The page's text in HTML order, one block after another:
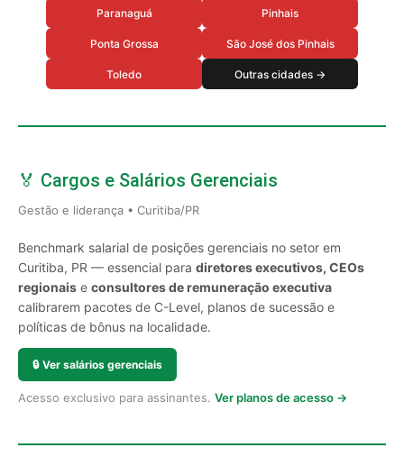
Paranaguá Pinhais
Ponta Grossa São José dos Pinhais
Toledo Outras cidades →
🏅 Cargos e Salários Gerenciais
Gestão e liderança • Curitiba/PR
Benchmark salarial de posições gerenciais no setor em
Curitiba, PR — essencial para diretores executivos, CEOs
regionais e consultores de remuneração executiva
calibrarem pacotes de C-Level, planos de sucessão e
políticas de bônus na localidade.
🔒 Ver salários gerenciais
Acesso exclusivo para assinantes. Ver planos de acesso →